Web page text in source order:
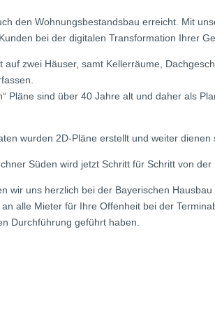
den Wohnungsbestandsbau erreicht. Mit
bei der digitalen Transformation Ihrer
auf zwei Häuser, samt Kellerräume,
Pläne sind über 40 Jahre alt und daher als
wurden 2D-Pläne erstellt und weiter
Süden wird jetzt Schritt für Schritt von
wir uns herzlich bei der Bayerischen
alle Mieter für Ihre Offenheit bei der
Durchführung geführt haben.